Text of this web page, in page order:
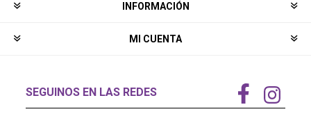
INFORMACIÓN
MI CUENTA
SEGUINOS EN LAS REDES